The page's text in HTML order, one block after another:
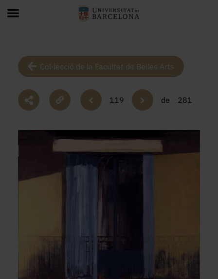
Col·lecció de la Facultat de Belles Arts
119 de 281